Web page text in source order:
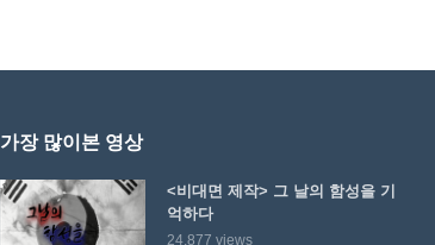
가장 많이본 영상
<비대면 제작> 그 날의 함성을 기
억하다
24,877 views